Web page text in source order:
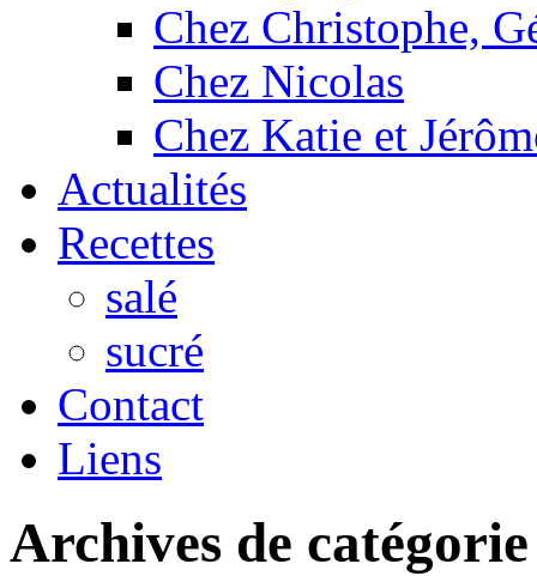
Chez Christophe,
Chez Nicolas
Chez Katie et
Actualités
Recettes
salé
sucré
Contact
Liens
Archives de